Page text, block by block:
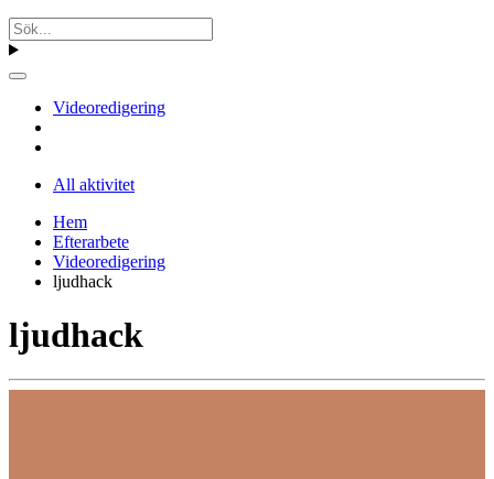
Videoredigering
All aktivitet
Hem
Efterarbete
Videoredigering
ljudhack
ljudhack